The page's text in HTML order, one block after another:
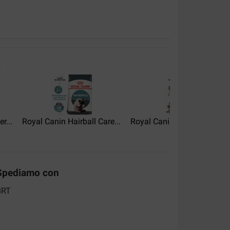
mögen es!
Royal Canin Hairball Care... Royal Canin Outdoor per
con